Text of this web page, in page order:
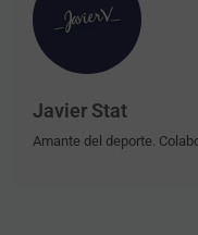
Javier Stat
Amante del deporte.